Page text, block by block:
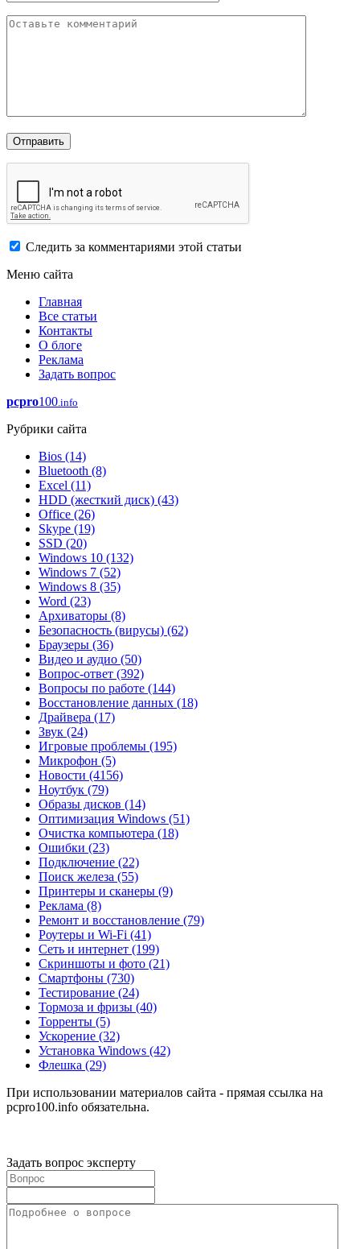
Следить за комментариями этой статьи
Меню сайта
Главная
Все статьи
Контакты
О блоге
Реклама
Задать вопрос
pcpro100.info
Рубрики сайта
Bios (14)
Bluetooth (8)
Excel (11)
HDD (жесткий диск) (43)
Office (26)
Skype (19)
SSD (20)
Windows 10 (132)
Windows 7 (52)
Windows 8 (35)
Word (23)
Архиваторы (8)
Безопасность (вирусы) (62)
Браузеры (36)
Видео и аудио (50)
Вопрос-ответ (392)
Вопросы по работе (144)
Восстановление данных (18)
Драйвера (17)
Звук (24)
Игровые проблемы (195)
Микрофон (5)
Новости (4156)
Ноутбук (79)
Образы дисков (14)
Оптимизация Windows (51)
Очистка компьютера (18)
Ошибки (23)
Подключение (22)
Поиск железа (55)
Принтеры и сканеры (9)
Реклама (8)
Ремонт и восстановление (79)
Роутеры и Wi-Fi (41)
Сеть и интернет (199)
Скриншоты и фото (21)
Смартфоны (730)
Тестирование (24)
Тормоза и фризы (40)
Торренты (5)
Ускорение (32)
Установка Windows (42)
Флешка (29)
При использовании материалов сайта - прямая ссылка на
pcpro100.info обязательна.
Задать вопрос эксперту